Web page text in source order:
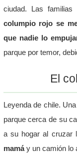
ciudad. Las
columpio rojo se
que nadie lo
parque por temor,
El
Leyenda de chile.
parque cerca de su
a su hogar al cruzar
mamáy un camión lo